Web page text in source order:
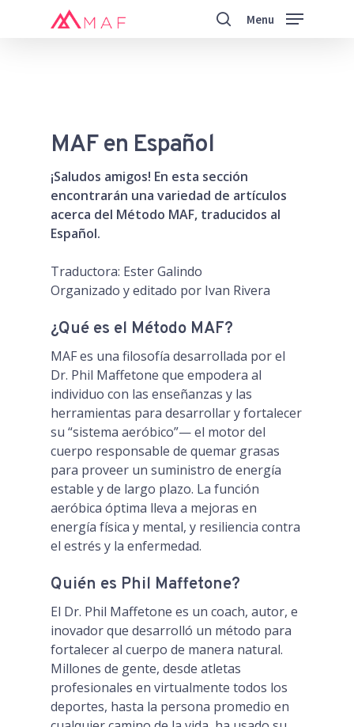
Menu
MAF en Español
¡Saludos amigos! En esta sección
encontrarán una variedad de artículos
acerca del Método MAF, traducidos al
Español.
Traductora: Ester Galindo
Organizado y editado por Ivan Rivera
¿Qué es el Método MAF?
MAF es una filosofía desarrollada por el
Dr. Phil Maffetone que empodera al
individuo con las enseñanzas y las
herramientas para desarrollar y fortalecer
su “sistema aeróbico”— el motor del
cuerpo responsable de quemar grasas
para proveer un suministro de energía
estable y de largo plazo. La función
aeróbica óptima lleva a mejoras en
energía física y mental, y resiliencia contra
el estrés y la enfermedad.
Quién es Phil Maffetone?
El Dr. Phil Maffetone es un coach, autor, e
inovador que desarrolló un método para
fortalecer al cuerpo de manera natural.
Millones de gente, desde atletas
profesionales en virtualmente todos los
deportes, hasta la persona promedio en